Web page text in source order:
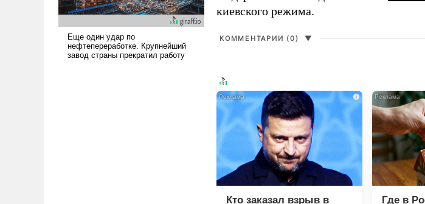
киевского режима.
КОММЕНТАРИИ (0) ▼
i
Кто заказал взрыв в Где в